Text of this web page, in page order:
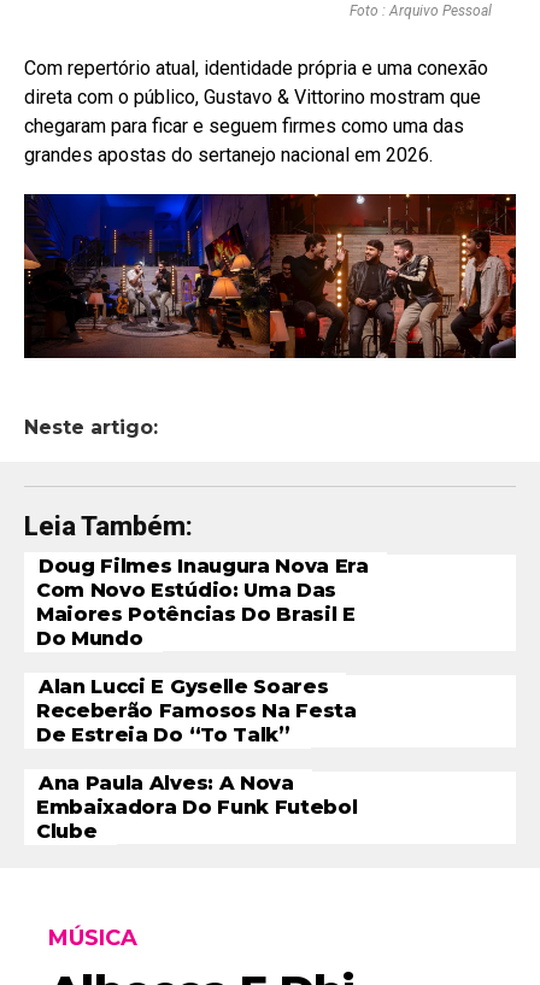
Foto : Arquivo Pessoal
Com repertório atual, identidade própria e uma conexão
direta com o público, Gustavo & Vittorino mostram que
chegaram para ficar e seguem firmes como uma das
grandes apostas do sertanejo nacional em 2026.
Neste artigo:
Leia Também:
Doug Filmes Inaugura Nova Era
Com Novo Estúdio: Uma Das
Maiores Potências Do Brasil E
Do Mundo
Alan Lucci E Gyselle Soares
Receberão Famosos Na Festa
De Estreia Do “To Talk”
Ana Paula Alves: A Nova
Embaixadora Do Funk Futebol
Clube
MÚSICA